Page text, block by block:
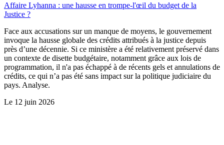
Affaire Lyhanna : une hausse en trompe-l'œil du budget de la
Justice ?
Face aux accusations sur un manque de moyens, le gouvernement
invoque la hausse globale des crédits attribués à la justice depuis
près d’une décennie. Si ce ministère a été relativement préservé dans
un contexte de disette budgétaire, notamment grâce aux lois de
programmation, il n'a pas échappé à de récents gels et annulations de
crédits, ce qui n’a pas été sans impact sur la politique judiciaire du
pays. Analyse.
Le 12 juin 2026